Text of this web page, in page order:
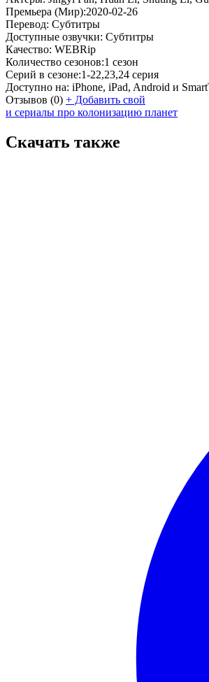
Премьера (Мир):2020-02-26
Перевод: Субтитры
Доступные озвучки: Субтитры
Качество: WEBRip
Количество сезонов:1 сезон
Серий в сезоне:1-22,23,24 серия
Доступно на: iPhone, iPad, Android и
Отзывов (0) + Добавить свой
и сериалы про колонизацию планет
Скачать также